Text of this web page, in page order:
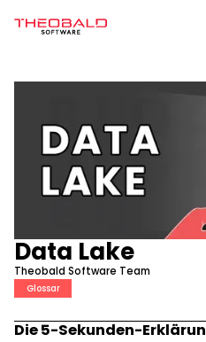
Data Lake
Theobald Software Team
Glossar
Die 5-Sekunden-